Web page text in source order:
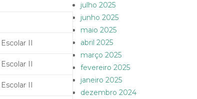
II
II
II
julho 2025
junho 2025
maio 2025
abril 2025
março 2025
fevereiro 2025
janeiro 2025
dezembro 2024